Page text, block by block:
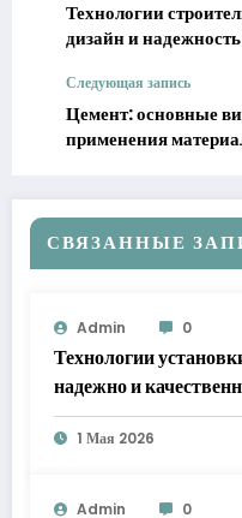
Технологии
дизайн и
Следующая запись
Цемент: основные
применения
СВЯЗАННЫЕ
Admin 0
Технологии
надежно и
1 Мая 2026
Admin 0